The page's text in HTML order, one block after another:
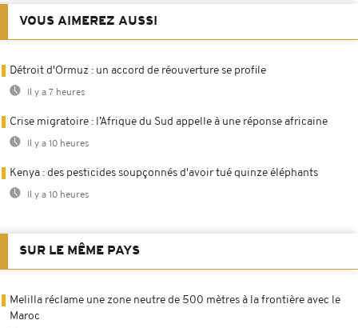
VOUS AIMEREZ AUSSI
Détroit d'Ormuz : un accord de réouverture se profile
Il y a 7 heures
Crise migratoire : l’Afrique du Sud appelle à une réponse africaine
Il y a 10 heures
Kenya : des pesticides soupçonnés d'avoir tué quinze éléphants
Il y a 10 heures
SUR LE MÊME PAYS
Melilla réclame une zone neutre de 500 mètres à la frontière avec le
Maroc